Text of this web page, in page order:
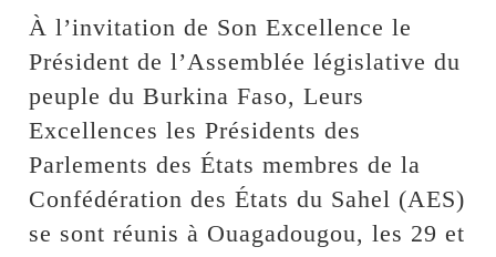
À l’invitation de Son Excellence le
Président de l’Assemblée législative du
peuple du Burkina Faso, Leurs
Excellences les Présidents des
Parlements des États membres de la
Confédération des États du Sahel (AES)
se sont réunis à Ouagadougou, les 29 et